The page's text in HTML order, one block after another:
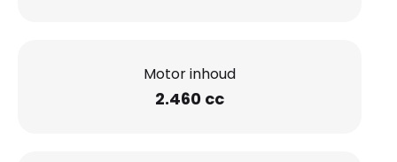
Motor inhoud
2.460 cc